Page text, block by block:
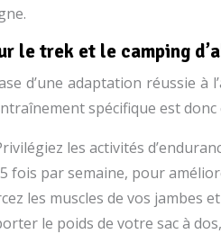
le trek et le camping
d’une adaptation réussie
spécifique est
les activités
fois par semaine, pour
les muscles de vos jambes
le poids de votre sac à